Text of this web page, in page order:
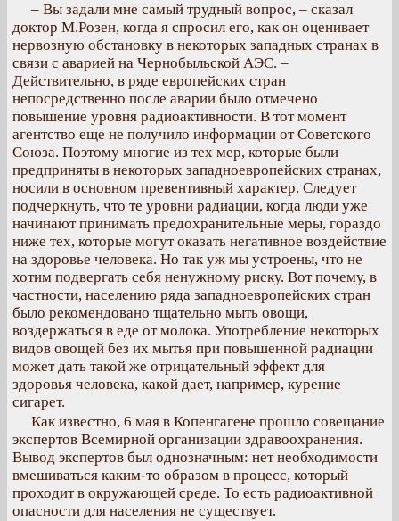
– Вы задали мне самый трудный вопрос, – сказал
доктор М.Розен, когда я спросил его, как он оценивает
нервозную обстановку в некоторых западных странах в
связи с аварией на Чернобыльской АЭС. –
Действительно, в ряде европейских стран
непосредственно после аварии было отмечено
повышение уровня радиоактивности. В тот момент
агентство еще не получило информации от Советского
Союза. Поэтому многие из тех мер, которые были
предприняты в некоторых западноевропейских странах,
носили в основном превентивный характер. Следует
подчеркнуть, что те уровни радиации, когда люди уже
начинают принимать предохранительные меры, гораздо
ниже тех, которые могут оказать негативное воздействие
на здоровье человека. Но так уж мы устроены, что не
хотим подвергать себя ненужному риску. Вот почему, в
частности, населению ряда западноевропейских стран
было рекомендовано тщательно мыть овощи,
воздержаться в еде от молока. Употребление некоторых
видов овощей без их мытья при повышенной радиации
может дать такой же отрицательный эффект для
здоровья человека, какой дает, например, курение
сигарет.
Как известно, 6 мая в Копенгагене прошло совещание
экспертов Всемирной организации здравоохранения.
Вывод экспертов был однозначным: нет необходимости
вмешиваться каким-то образом в процесс, который
проходит в окружающей среде. То есть радиоактивной
опасности для населения не существует.